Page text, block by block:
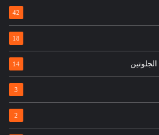
42
18
14
3
2